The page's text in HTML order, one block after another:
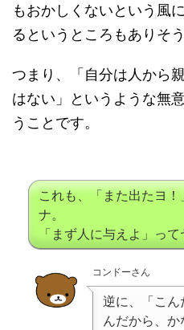
もおかしくないという風
るというところもありそう
つまり、「自分は人から
はない」というような無
うことです。
これも、「また出たヨ
ナ。
「まず人に与えよ」って
コンドーさん
逆に、「こん
んだから、